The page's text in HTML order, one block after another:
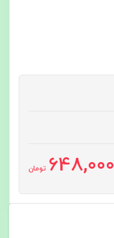
648,000 تومان